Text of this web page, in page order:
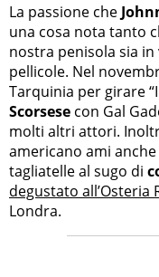
La passione che
una cosa nota tanto
nostra penisola sia
pellicole. Nel
Tarquinia per girare
Scorsese con Gal
molti altri attori.
americano ami
tagliatelle al sugo di
degustato all’Osteria
Londra.